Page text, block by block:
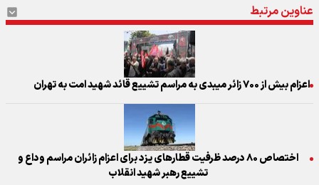
عناوین مرتبط
اعزام بیش از ۷۰۰ زائر میبدی به مراسم تشییع قائد شهید امت به تهران
اختصاص ۸۰ درصد ظرفیت قطار‌های یزد برای اعزام زائران مراسم وداع و
تشییع رهبر شهید انقلاب